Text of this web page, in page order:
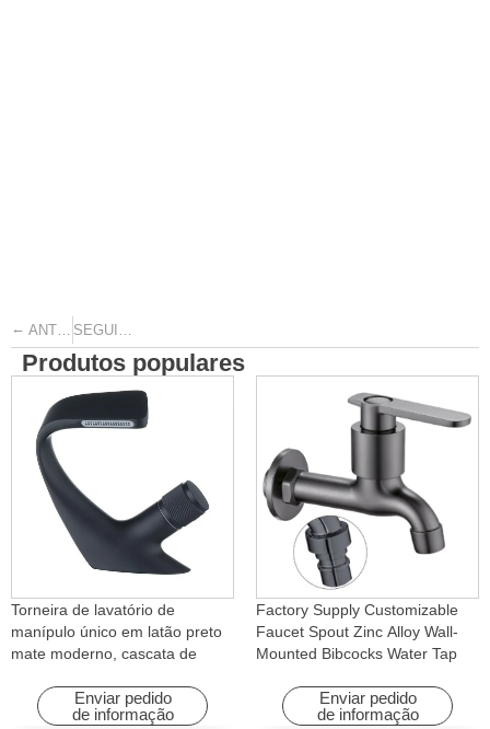
← ANTERIOR SEGUINTE
Produtos populares
Torneira de lavatório de
manípulo único em latão preto
mate moderno, cascata de
rotativa para hotéis e
apartamentos
Enviar pedido
de informação
Factory Supply Customizable
Faucet Spout Zinc Alloy Wall-
Mounted Bibcocks Water Tap
Enviar pedido
de informação